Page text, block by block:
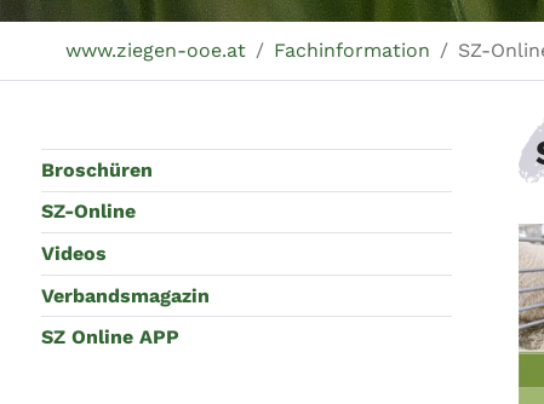
www.ziegen-ooe.at Fachinformation SZ-
Broschüren
SZ-Online
Videos
Verbandsmagazin
SZ Online APP